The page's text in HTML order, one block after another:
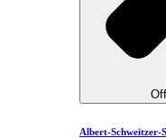
Albert-Schweitzer-